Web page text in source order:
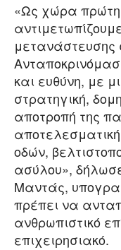
«Ως χώρα
μετανάστευσης
και ευθύνη, με
στρατηγική,
αποτροπή της
οδών,
ασύλου»,
Μαντάς,
πρέπει να
ανθρωπιστικό
επιχειρησιακό.